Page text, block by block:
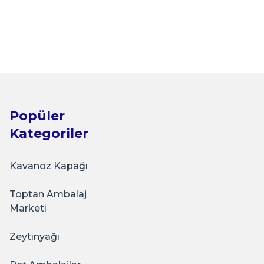
Popüler
Kategoriler
Kavanoz Kapağı
Toptan Ambalaj
Marketi
Zeytinyağı